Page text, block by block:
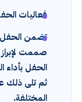
فعاليات
تضمن الحفل
صممت
الحفل
ثم تلى ذلك
المختلفة.